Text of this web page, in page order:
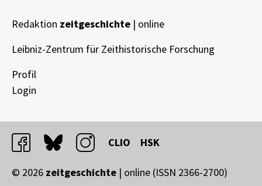
Redaktion zeitgeschichte | online
Leibniz-Zentrum für Zeithistorische Forschung
Profil
Login
facebookbluesky instagram
CLIO HSK
© 2026 zeitgeschichte | online (ISSN 2366-2700)